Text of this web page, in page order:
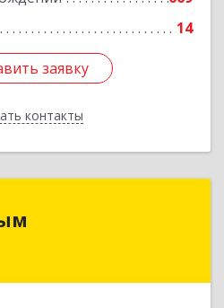
14
заявку
контакты
заявку
Назад
г, Козлова ул,